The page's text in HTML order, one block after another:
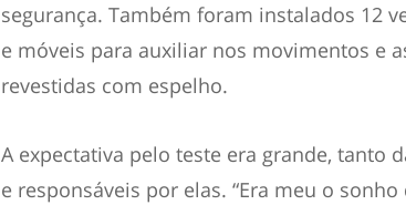
segurança. Também foram instalados 12
e móveis para auxiliar nos movimentos e
revestidas com espelho.
A expectativa pelo teste era grande, tanto
e responsáveis por elas. “Era meu o